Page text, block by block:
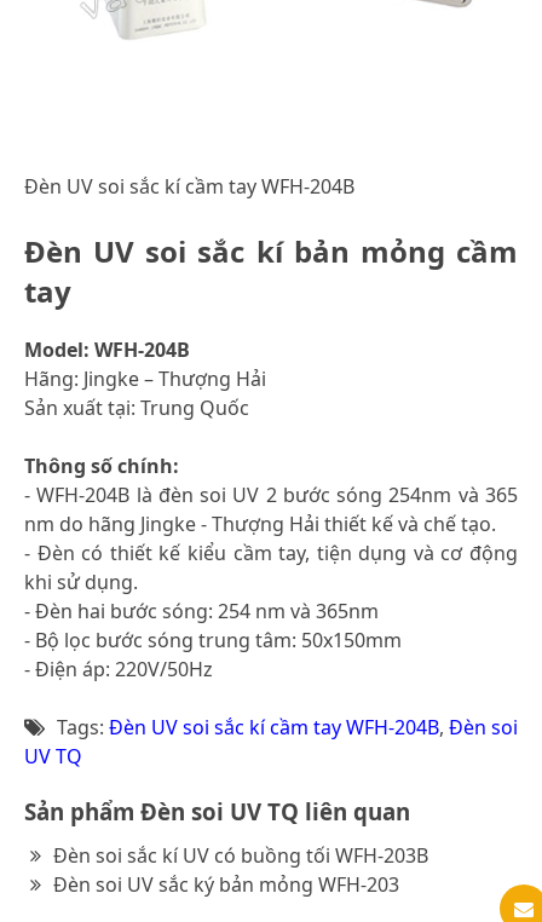
Đèn UV soi sắc kí cầm tay WFH-204B
Đèn UV soi sắc kí bản mỏng cầm
tay
Model: WFH-204B
Hãng: Jingke – Thượng Hải
Sản xuất tại: Trung Quốc
Thông số chính:
- WFH-204B là đèn soi UV 2 bước sóng 254nm và 365
nm do hãng Jingke - Thượng Hải thiết kế và chế tạo.
- Đèn có thiết kế kiểu cầm tay, tiện dụng và cơ động
khi sử dụng.
- Đèn hai bước sóng: 254 nm và 365nm
- Bộ lọc bước sóng trung tâm: 50x150mm
- Điện áp: 220V/50Hz
Tags: Đèn UV soi sắc kí cầm tay WFH-204B, Đèn soi
UV TQ
Sản phẩm Đèn soi UV TQ liên quan
Đèn soi sắc kí UV có buồng tối WFH-203B
Đèn soi UV sắc ký bản mỏng WFH-203